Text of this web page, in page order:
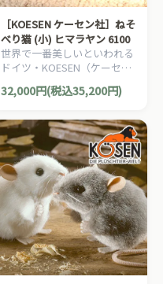
［KOESEN ケーセン社］ねそ
べり猫 (小) ヒマラヤン 6100
世界で一番美しいといわれる
ドイツ・KOESEN（ケーセン
社）の動物のぬいぐるみ。愛
らしい表情の猫（ねこ/ネコ）
32,000円(税込35,200円)